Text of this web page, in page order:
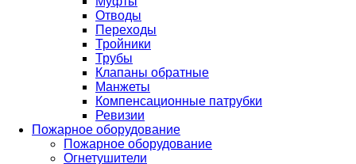
Отводы
Переходы
Тройники
Трубы
Клапаны обратные
Манжеты
Компенсационные патрубки
Ревизии
Пожарное оборудование
Пожарное оборудование
Огнетушители